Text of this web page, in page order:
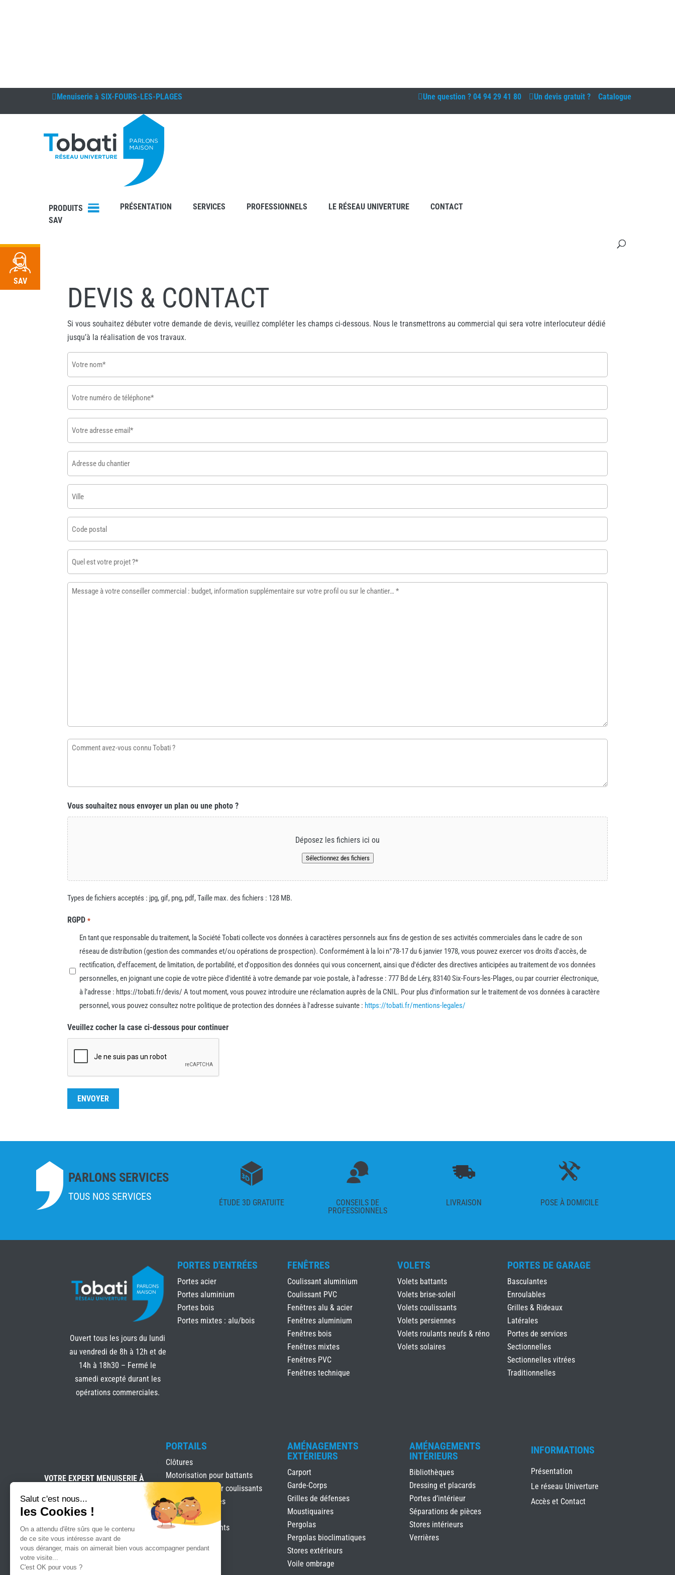
Menuiserie à SIX-FOURS-LES-PLAGES Une question ? 04 94 29 41 80 Un devis gratuit ? Catalogue
PRODUITS PRÉSENTATION SERVICES PROFESSIONNELS LE RÉSEAU UNIVERTURE
CONTACT
SAV
DEVIS & CONTACT
Si vous souhaitez débuter votre demande de devis, veuillez compléter les champs ci-dessous. Nous le transmettrons au commercial qui sera votre interlocuteur dédié
jusqu’à la réalisation de vos travaux.
*
de
téléphone
email
chantier
votre
projet
Message
votre
profil
ou
*
Comment
connu
Vous souhaitez nous envoyer un plan ou une photo ?
Déposez les fichiers ici ou
Sélectionnez des fichiers
Types de fichiers acceptés : jpg, gif, png, pdf, Taille max. des fichiers : 128 MB.
RGPD *
En tant que responsable du traitement, la Société Tobati collecte vos données à caractères personnels aux fins de gestion de ses activités commerciales dans le cadre de son
réseau de distribution (gestion des commandes et/ou opérations de prospection). Conformément à la loi n°78-17 du 6 janvier 1978, vous pouvez exercer vos droits d'accès, de
rectification, d'effacement, de limitation, de portabilité, et d'opposition des données qui vous concernent, ainsi que d'édicter des directives anticipées au traitement de vos données
personnelles, en joignant une copie de votre pièce d'identité à votre demande par voie postale, à l'adresse : 777 Bd de Léry, 83140 Six-Fours-les-Plages, ou par courrier électronique,
à l’adresse : https://tobati.fr/devis/ A tout moment, vous pouvez introduire une réclamation auprès de la CNIL. Pour plus d'information sur le traitement de vos données à caractère
personnel, vous pouvez consultez notre politique de protection des données à l'adresse suivante : https://tobati.fr/mentions-legales/
Veuillez cocher la case ci-dessous pour continuer
PARLONS SERVICES
TOUS NOS SERVICES
ÉTUDE 3D GRATUITE
CONSEILS DE
PROFESSIONNELS
LIVRAISON POSE À DOMICILE
Ouvert tous les jours du lundi
au vendredi de 8h à 12h et de
14h à 18h30 – Fermé le
samedi excepté durant les
opérations commerciales.
PORTES D'ENTRÉES
Portes acier
Portes aluminium
Portes bois
Portes mixtes : alu/bois
FENÊTRES
Coulissant aluminium
Coulissant PVC
Fenêtres alu & acier
Fenêtres aluminium
Fenêtres bois
Fenêtres mixtes
Fenêtres PVC
Fenêtres technique
VOLETS
Volets battants
Volets brise-soleil
Volets coulissants
Volets persiennes
Volets roulants neufs & réno
Volets solaires
PORTES DE GARAGE
Basculantes
Enroulables
Grilles & Rideaux
Latérales
Portes de services
Sectionnelles
Sectionnelles vitrées
Traditionnelles
VOTRE EXPERT MENUISERIE À
PORTAILS
Clôtures
Motorisation pour battants
Motorisation pour coulissants
Portails & clôtures
Portails Battants
Portails coulissants
AMÉNAGEMENTS
EXTÉRIEURS
Carport
Garde-Corps
Grilles de défenses
Moustiquaires
Pergolas
Pergolas bioclimatiques
Stores extérieurs
Voile ombrage
AMÉNAGEMENTS
INTÉRIEURS
Bibliothèques
Dressing et placards
Portes d’intérieur
Séparations de pièces
Stores intérieurs
Verrières
INFORMATIONS
Présentation
Le réseau Univerture
Accès et Contact
SAV
Salut c'est nous...
les Cookies !
On a attendu d'être sûrs que le contenu
de ce site vous intéresse avant de
vous déranger, mais on aimerait bien vous accompagner pendant
votre visite...
C'est OK pour vous ?